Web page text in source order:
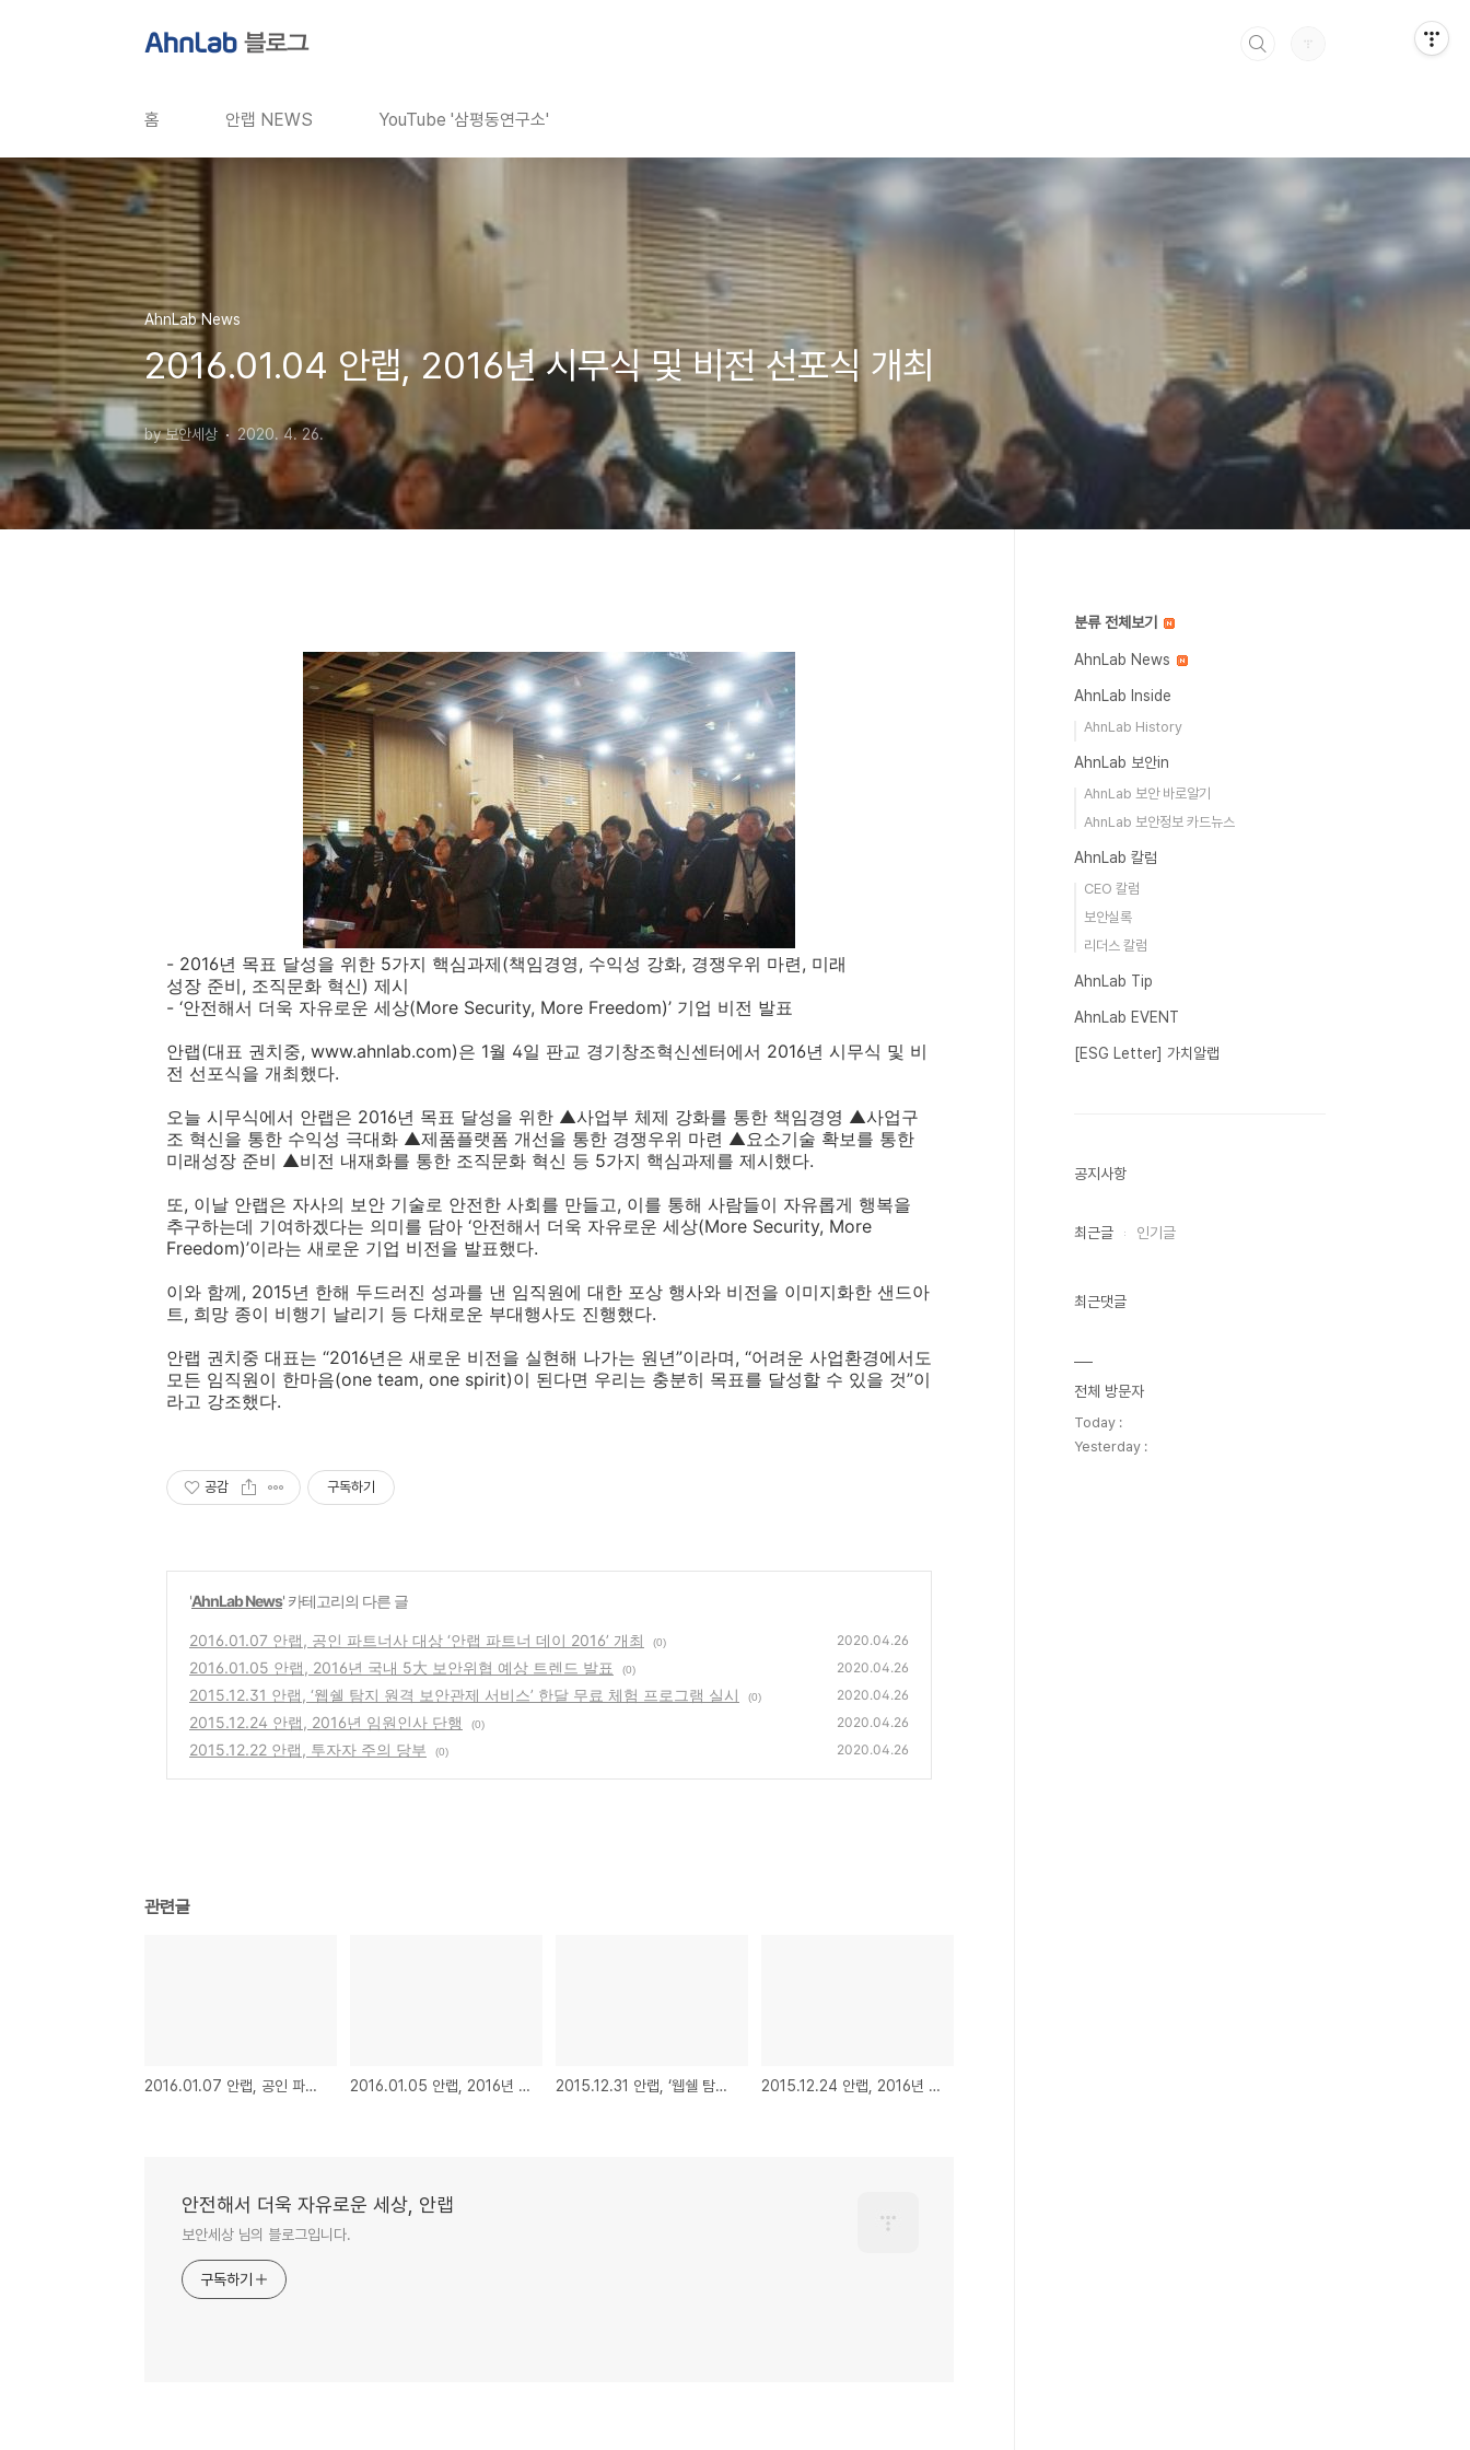
홈 안랩 NEWS YouTube '삼평동연구소'
AhnLab News
2016.01.04 안랩, 2016년 시무식 및 비전 선포식 개최
by 보안세상 2020. 4. 26.
- 2016년 목표 달성을 위한 5가지 핵심과제(책임경영, 수익성 강화, 경쟁우위 마련, 미래
성장 준비, 조직문화 혁신) 제시
- ‘안전해서 더욱 자유로운 세상(More Security, More Freedom)’ 기업 비전 발표
안랩(대표 권치중, www.ahnlab.com)은 1월 4일 판교 경기창조혁신센터에서 2016년 시무식 및 비
전 선포식을 개최했다.
오늘 시무식에서 안랩은 2016년 목표 달성을 위한 ▲사업부 체제 강화를 통한 책임경영 ▲사업구
조 혁신을 통한 수익성 극대화 ▲제품플랫폼 개선을 통한 경쟁우위 마련 ▲요소기술 확보를 통한
미래성장 준비 ▲비전 내재화를 통한 조직문화 혁신 등 5가지 핵심과제를 제시했다.
또, 이날 안랩은 자사의 보안 기술로 안전한 사회를 만들고, 이를 통해 사람들이 자유롭게 행복을
추구하는데 기여하겠다는 의미를 담아 ‘안전해서 더욱 자유로운 세상(More Security, More
Freedom)’이라는 새로운 기업 비전을 발표했다.
이와 함께, 2015년 한해 두드러진 성과를 낸 임직원에 대한 포상 행사와 비전을 이미지화한 샌드아
트, 희망 종이 비행기 날리기 등 다채로운 부대행사도 진행했다.
안랩 권치중 대표는 “2016년은 새로운 비전을 실현해 나가는 원년”이라며, “어려운 사업환경에서도
모든 임직원이 한마음(one team, one spirit)이 된다면 우리는 충분히 목표를 달성할 수 있을 것”이
라고 강조했다.
공감 구독하기
'AhnLab News' 카테고리의 다른 글
2016.01.07 안랩, 공인 파트너사 대상 ‘안랩 파트너 데이 2016’ 개최 (0) 2020.04.26
2016.01.05 안랩, 2016년 국내 5大 보안위협 예상 트렌드 발표 (0) 2020.04.26
2015.12.31 안랩, ‘웹쉘 탐지 원격 보안관제 서비스’ 한달 무료 체험 프로그램 실시 (0) 2020.04.26
2015.12.24 안랩, 2016년 임원인사 단행 (0) 2020.04.26
2015.12.22 안랩, 투자자 주의 당부 (0) 2020.04.26
관련글
2016.01.07 안랩, 공인 파트너사 대상 ‘안랩 파트너 데이 2016’ 개최 2016.01.05 안랩, 2016년 국내 5大 보안위협 예상 트렌드 발표 2015.12.31 안랩, ‘웹쉘 탐지 원격 보안관제 서비스’ 한달 무료 체험 프로그램 실시 2015.12.24 안랩, 2016년 임원인사 단행
안전해서 더욱 자유로운 세상, 안랩
보안세상 님의 블로그입니다.
구독하기
분류 전체보기
AhnLab News
AhnLab Inside
AhnLab History
AhnLab 보안in
AhnLab 보안 바로알기
AhnLab 보안정보 카드뉴스
AhnLab 칼럼
CEO 칼럼
보안실록
리더스 칼럼
AhnLab Tip
AhnLab EVENT
[ESG Letter] 가치알랩
공지사항
최근글 인기글
최근댓글
전체 방문자
Today :
Yesterday :